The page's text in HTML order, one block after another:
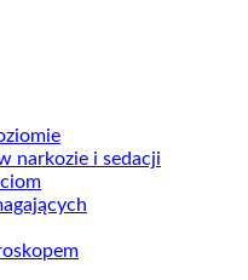
narkozie i sedacji